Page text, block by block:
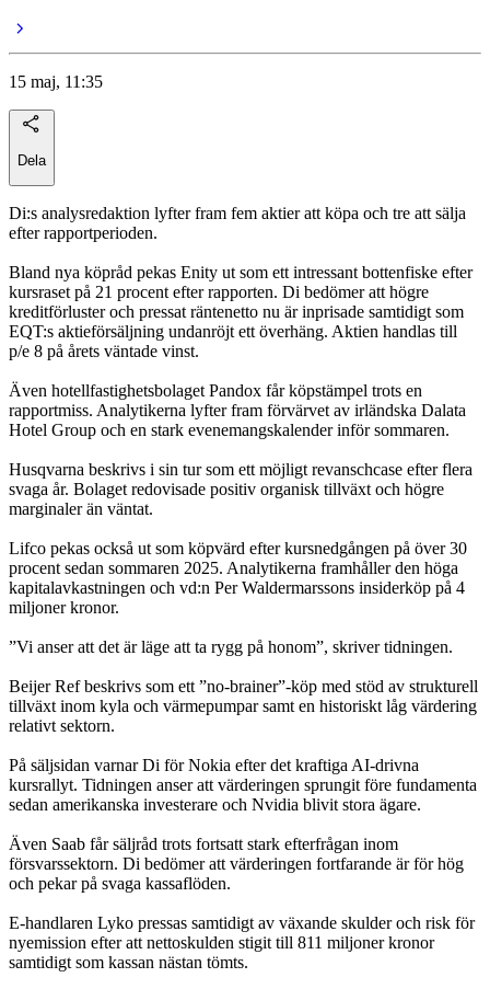
15 maj, 11:35
Dela
Di:s analysredaktion lyfter fram fem aktier att köpa och tre att sälja
efter rapportperioden.
Bland nya köpråd pekas Enity ut som ett intressant bottenfiske efter
kursraset på 21 procent efter rapporten. Di bedömer att högre
kreditförluster och pressat räntenetto nu är inprisade samtidigt som
EQT:s aktieförsäljning undanröjt ett överhäng. Aktien handlas till
p/e 8 på årets väntade vinst.
Även hotellfastighetsbolaget Pandox får köpstämpel trots en
rapportmiss. Analytikerna lyfter fram förvärvet av irländska Dalata
Hotel Group och en stark evenemangskalender inför sommaren.
Husqvarna beskrivs i sin tur som ett möjligt revanschcase efter flera
svaga år. Bolaget redovisade positiv organisk tillväxt och högre
marginaler än väntat.
Lifco pekas också ut som köpvärd efter kursnedgången på över 30
procent sedan sommaren 2025. Analytikerna framhåller den höga
kapitalavkastningen och vd:n Per Waldermarssons insiderköp på 4
miljoner kronor.
”Vi anser att det är läge att ta rygg på honom”, skriver tidningen.
Beijer Ref beskrivs som ett ”no-brainer”-köp med stöd av strukturell
tillväxt inom kyla och värmepumpar samt en historiskt låg värdering
relativt sektorn.
På säljsidan varnar Di för Nokia efter det kraftiga AI-drivna
kursrallyt. Tidningen anser att värderingen sprungit före fundamenta
sedan amerikanska investerare och Nvidia blivit stora ägare.
Även Saab får säljråd trots fortsatt stark efterfrågan inom
försvarssektorn. Di bedömer att värderingen fortfarande är för hög
och pekar på svaga kassaflöden.
E-handlaren Lyko pressas samtidigt av växande skulder och risk för
nyemission efter att nettoskulden stigit till 811 miljoner kronor
samtidigt som kassan nästan tömts.